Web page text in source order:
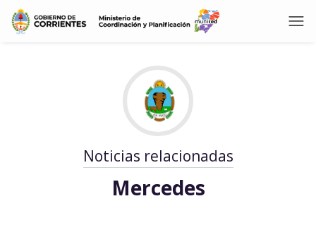
Noticias relacionadas
Mercedes